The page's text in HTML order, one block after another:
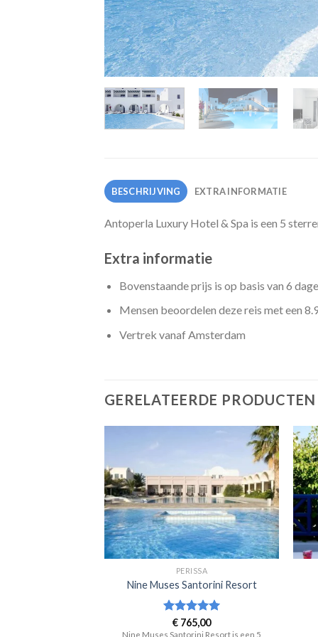
BESCHRIJVING EXTRA INFORMATIE
Antoperla Luxury Hotel & Spa is een 5
Extra informatie
Bovenstaande prijs is op basis van 6
Mensen beoordelen deze reis met een
Vertrek vanaf Amsterdam
GERELATEERDE PRODUCTEN
PERISSA
Nine Muses Santorini Resort
Waardering
5 uit 5
€ 765,00
Nine Muses Santorini Resort is een 5